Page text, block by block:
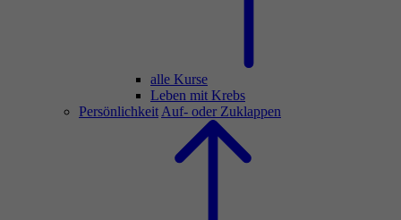
alle Kurse
Leben mit Krebs
Persönlichkeit Auf- oder Zuklappen